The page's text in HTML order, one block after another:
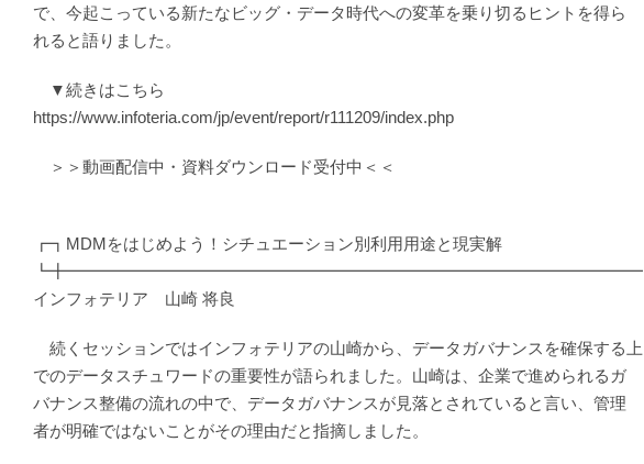
で、今起こっている新たなビッグ・データ時代への変革を乗り切るヒントを得ら
れると語りました。
▼続きはこちら
https://www.infoteria.com/jp/event/report/r111209/index.php
＞＞動画配信中・資料ダウンロード受付中＜＜
┏┓MDMをはじめよう！シチュエーション別利用用途と現実解
┗╋━━━━━━━━━━━━━━━━━━━━━━━━━━━━━━━━━━━
インフォテリア 山崎 将良
続くセッションではインフォテリアの山崎から、データガバナンスを確保する上
でのデータスチュワードの重要性が語られました。山崎は、企業で進められるガ
バナンス整備の流れの中で、データガバナンスが見落とされていると言い、管理
者が明確ではないことがその理由だと指摘しました。